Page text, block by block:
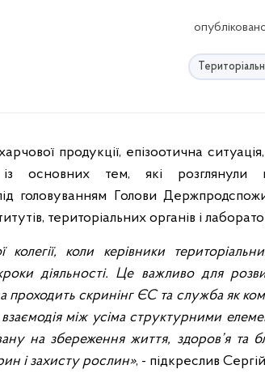
основних тем, які розглянули
головуванням Голови
територіальних органів і
коли керівники
діяльності. Це важливо для
проходить скринінг ЄС та служба як
між усіма структурними
на збереження життя, здоров’я та
і захисту рослин», - підкреслив